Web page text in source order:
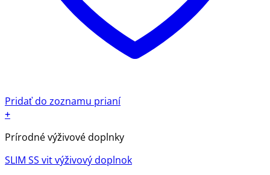
Pridať do zoznamu prianí
+
Prírodné výživové doplnky
SLIM SS vit výživový doplnok